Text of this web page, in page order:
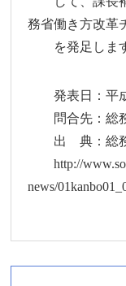
務省働き方改革
を発足します
発表日：平成
問合先：総務
出 典：総務
http://
news/